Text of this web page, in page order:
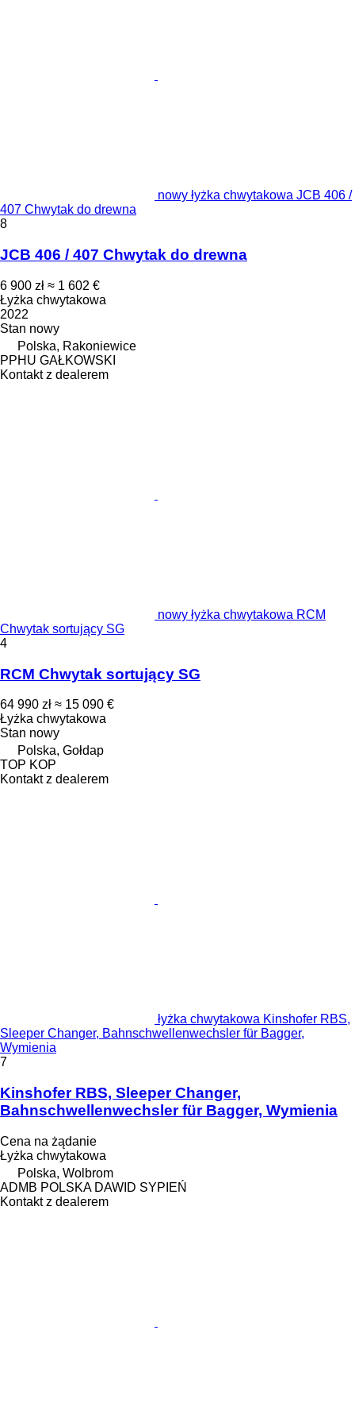
nowy łyżka chwytakowa JCB 406 /
407 Chwytak do drewna
8
JCB 406 / 407 Chwytak do drewna
6 900 zł ≈ 1 602 €
Łyżka chwytakowa
2022
Stan nowy
Polska, Rakoniewice
PPHU GAŁKOWSKI
Kontakt z dealerem
nowy łyżka chwytakowa RCM
Chwytak sortujący SG
4
RCM Chwytak sortujący SG
64 990 zł ≈ 15 090 €
Łyżka chwytakowa
Stan nowy
Polska, Gołdap
TOP KOP
Kontakt z dealerem
łyżka chwytakowa Kinshofer RBS,
Sleeper Changer, Bahnschwellenwechsler für Bagger,
Wymienia
7
Kinshofer RBS, Sleeper Changer,
Bahnschwellenwechsler für Bagger, Wymienia
Cena na żądanie
Łyżka chwytakowa
Polska, Wolbrom
ADMB POLSKA DAWID SYPIEŃ
Kontakt z dealerem